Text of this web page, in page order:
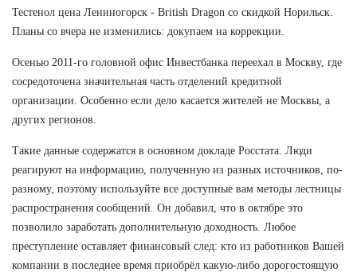
Тестенол цена Лениногорск - British Dragon со скидкой Норильск.
Планы со вчера не изменились: докупаем на коррекции.
Осенью 2011-го головной офис Инвестбанка переехал в Москву, где
сосредоточена значительная часть отделений кредитной
организации. Особенно если дело касается жителей не Москвы, а
других регионов.
Такие данные содержатся в основном докладе Росстата. Люди
реагируют на информацию, полученную из разных источников, по-
разному, поэтому используйте все доступные вам методы лестницы
распространения сообщений. Он добавил, что в октябре это
позволило заработать дополнительную доходность. Любое
преступление оставляет финансовый след: кто из работников Вашей
компании в последнее время приобрёл какую-либо дорогостоящую